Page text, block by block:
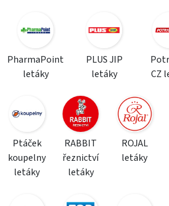
PharmaPoint
letáky
PLUS JIP
letáky
CZ
Ptáček
koupelny
letáky
RABBIT
řeznictví
letáky
ROJAL
letáky